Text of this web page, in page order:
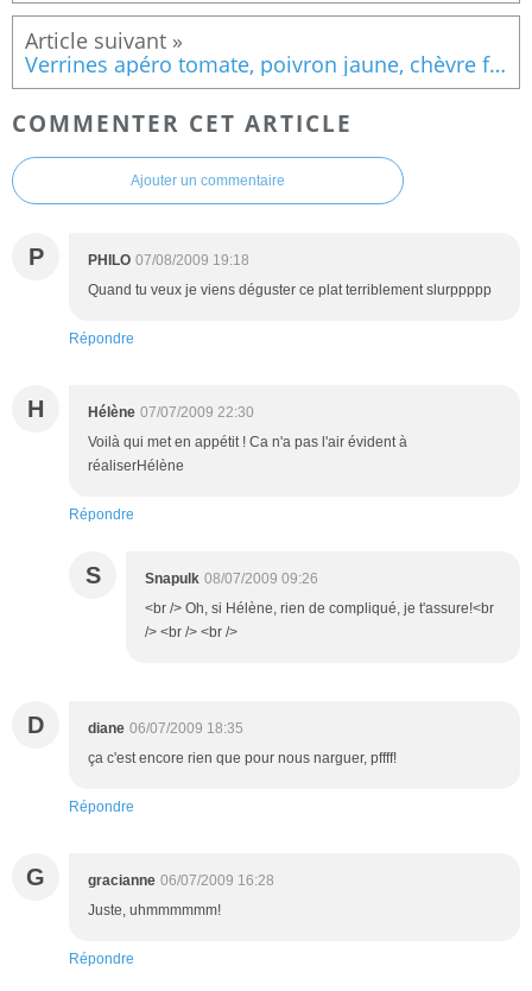
Verrines apéro tomate, poivron jaune, chèvre frais
COMMENTER CET ARTICLE
Ajouter un commentaire
P PHILO 07/08/2009 19:18
Quand tu veux je viens déguster ce plat terriblement slurppppp
Répondre
H Hélène 07/07/2009 22:30
Voilà qui met en appétit ! Ca n'a pas l'air évident à
réaliserHélène
Répondre
S Snapulk 08/07/2009 09:26
<br /> Oh, si Hélène, rien de compliqué, je t'assure!<br
/> <br /> <br />
D diane 06/07/2009 18:35
ça c'est encore rien que pour nous narguer, pffff!
Répondre
G gracianne 06/07/2009 16:28
Juste, uhmmmmmm!
Répondre